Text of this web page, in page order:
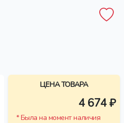
ЦЕНА ТОВАРА
4 674 ₽
* Была на момент наличия